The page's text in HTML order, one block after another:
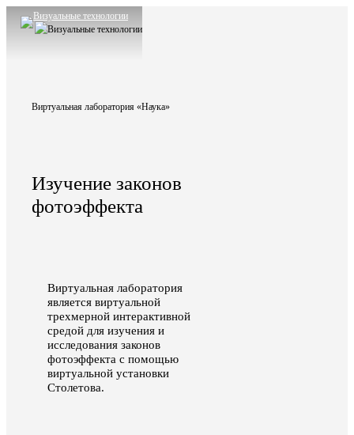
Menu
Виртуальная лаборатория «Наука»
Изучение законов
фотоэффекта
Виртуальная лаборатория
является виртуальной
трехмерной интерактивной
средой для изучения и
исследования законов
фотоэффекта с помощью
виртуальной установки
Столетова.